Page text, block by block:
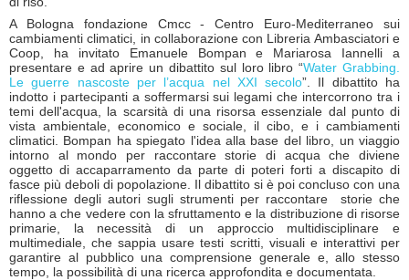
A Bologna fondazione Cmcc - Centro Euro-Mediterraneo sui
cambiamenti climatici, in collaborazione con Libreria Ambasciatori e
Coop, ha invitato Emanuele Bompan e Mariarosa Iannelli a
presentare e ad aprire un dibattito sul loro libro “Water Grabbing.
Le guerre nascoste per l’acqua nel XXI secolo”. Il dibattito ha
indotto i partecipanti a soffermarsi sui legami che intercorrono tra i
temi dell'acqua, la scarsità di una risorsa essenziale dal punto di
vista ambientale, economico e sociale, il cibo, e i cambiamenti
climatici. Bompan ha spiegato l'idea alla base del libro, un viaggio
intorno al mondo per raccontare storie di acqua che diviene
oggetto di accaparramento da parte di poteri forti a discapito di
fasce più deboli di popolazione. Il dibattito si è poi concluso con una
riflessione degli autori sugli strumenti per raccontare storie che
hanno a che vedere con la sfruttamento e la distribuzione di risorse
primarie, la necessità di un approccio multidisciplinare e
multimediale, che sappia usare testi scritti, visuali e interattivi per
garantire al pubblico una comprensione generale e, allo stesso
tempo, la possibilità di una ricerca approfondita e documentata.